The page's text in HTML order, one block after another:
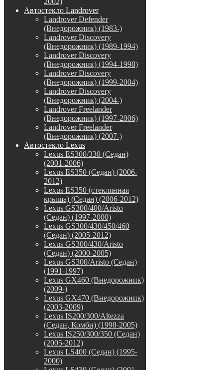
Автостекло Landrover
Landrover Defender
(Внедорожник) (1983-)
Landrover Discovery
(Внедорожник) (1989-1994)
Landrover Discovery
(Внедорожник) (1994-1998)
Landrover Discovery
(Внедорожник) (1999-2004)
Landrover Discovery
(Внедорожник) (2004-)
Landrover Freelander
(Внедорожник) (1997-2006)
Landrover Freelander
(Внедорожник) (2007-)
Автостекло Lexus
Lexus ES300/330 (Седан)
(2001-2006)
Lexus ES350 (Седан) (2006-
2012)
Lexus ES350 (стеклянная
крыша) (Седан) (2006-2012)
Lexus GS300/400/Aristo
(Седан) (1997-2000)
Lexus GS300/430/450/460
(Седан) (2005-2012)
Lexus GS300/430/Aristo
(Седан) (2000-2005)
Lexus GS300/Aristo (Седан)
(1991-1997)
Lexus GX460 (Внедорожник)
(2009-)
Lexus GX470 (Внедорожник)
(2003-2009)
Lexus IS200/300/Altezza
(Седан, Комби) (1998-2005)
Lexus IS250/300/350 (Седан)
(2005-2012)
Lexus LS400 (Седан) (1995-
2000)